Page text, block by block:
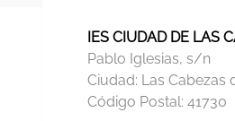
IES CIUDAD DE LAS
Pablo Iglesias, s/n
Ciudad: Las Cabezas
Código Postal: 41730